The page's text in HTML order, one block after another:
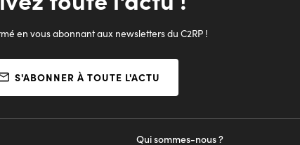
en vous abonnant aux newsletters du C2RP !
S'ABONNER À TOUTE L'ACTU
Qui sommes-nous ?